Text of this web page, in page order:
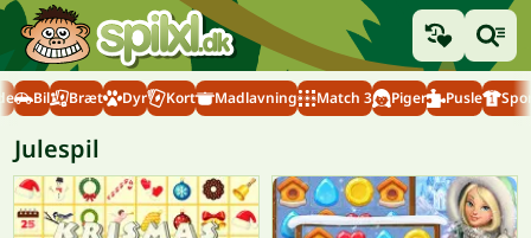
Bil Bræt Dyr Kort Madlavning Match 3 Piger Pusle
Julespil